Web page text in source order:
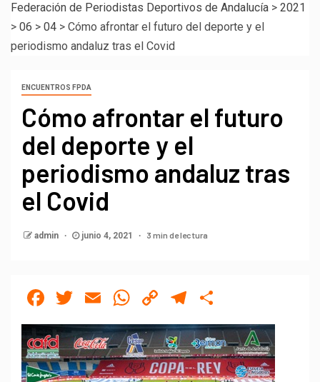
Federación de Periodistas Deportivos de Andalucía > 2021
> 06 > 04 > Cómo afrontar el futuro del deporte y el
periodismo andaluz tras el Covid
ENCUENTROS FPDA
Cómo afrontar el futuro
del deporte y el
periodismo andaluz tras
el Covid
admin junio 4, 2021 3 min de lectura
Facebook
Twitter
EmailWhatsApp
Copy
Link
Telegram